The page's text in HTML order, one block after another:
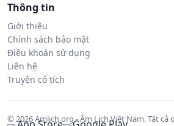
Thông tin
Giới thiệu
Chính sách bảo mật
Điều khoản sử dụng
Liên hệ
Truyện cổ tích
© 2026 Amlich.org - Âm Lịch Việt Nam. Tất